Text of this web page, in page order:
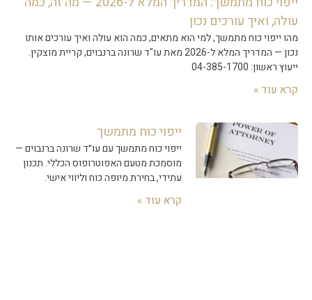
עולה, ואיך עורכים נכון
מהו ייפוי כוח מתמשך, למי הוא מתאים, כמה הוא עולה ואיך עורכים אותו
נכון — המדריך המלא ל-2026 מאת עו"ד שרונה ברנבוים, קריית מוצקין.
ייעוץ ראשון: 04-385-1700
קרא עוד »
ייפוי כוח מתמשך
ייפוי כוח מתמשך עם עו״ד שרונה ברנבוים —
מוסמכת מטעם האפוטרופוס הכללי. תכנון
עתידי, בחירת מיופה כוח וליווי אישי.
קרא עוד »